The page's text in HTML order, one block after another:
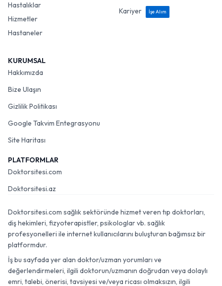
Hastalıklar
Hizmetler
Hastaneler
Kariyer
İşe Alım
KURUMSAL
Hakkımızda
Bize Ulaşın
Gizlilik Politikası
Google Takvim Entegrasyonu
Site Haritası
PLATFORMLAR
Doktorsitesi.com
Doktorsitesi.az
Doktorsitesi.com sağlık sektöründe hizmet veren tıp doktorları,
diş hekimleri, fizyoterapistler, psikologlar vb. sağlık
profesyonelleri ile internet kullanıcılarını buluşturan bağımsız bir
platformdur.
İş bu sayfada yer alan doktor/uzman yorumları ve
değerlendirmeleri, ilgili doktorun/uzmanın doğrudan veya dolaylı
emri, talebi, önerisi, tavsiyesi ve/veya ricası olmaksızın, ilgili